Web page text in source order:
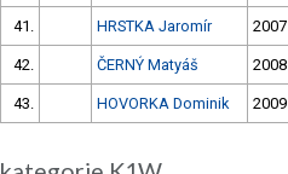
41. HRSTKA Jaromír 2007
42. ČERNÝ Matyáš 2008
43. HOVORKA Dominik 2009